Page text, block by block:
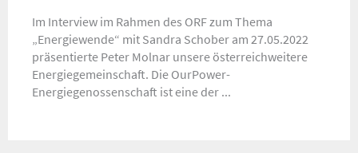
Im Interview im Rahmen des ORF zum Thema
„Energiewende“ mit Sandra Schober am 27.05.2022
präsentierte Peter Molnar unsere österreichweitere
Energiegemeinschaft. Die OurPower-
Energiegenossenschaft ist eine der ...